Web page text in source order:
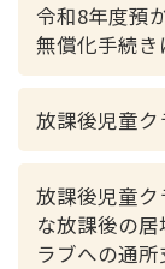
令和8年度預
無償化手続き
放課後児童
放課後児童
な放課後の
ラブへの通